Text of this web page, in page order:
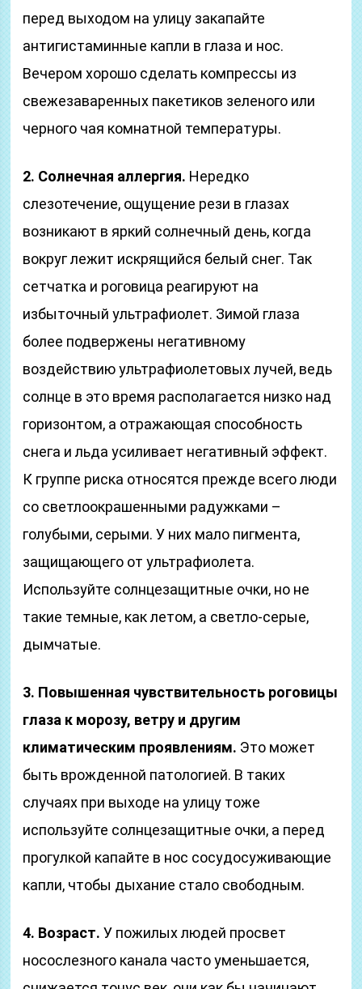
перед выходом на улицу закапайте
антигистаминные капли в глаза и нос.
Вечером хорошо сделать компрессы из
свежезаваренных пакетиков зеленого или
черного чая комнатной температуры.
2. Солнечная аллергия. Нередко
слезотечение, ощущение рези в глазах
возникают в яркий солнечный день, когда
вокруг лежит искрящийся белый снег. Так
сетчатка и роговица реагируют на
избыточный ультрафиолет. Зимой глаза
более подвержены негативному
воздействию ультрафиолетовых лучей, ведь
солнце в это время располагается низко над
горизонтом, а отражающая способность
снега и льда усиливает негативный эффект.
К группе риска относятся прежде всего люди
со светлоокрашенными радужками –
голубыми, серыми. У них мало пигмента,
защищающего от ультрафиолета.
Используйте солнцезащитные очки, но не
такие темные, как летом, а светло-серые,
дымчатые.
3. Повышенная чувствительность роговицы
глаза к морозу, ветру и другим
климатическим проявлениям. Это может
быть врожденной патологией. В таких
случаях при выходе на улицу тоже
используйте солнцезащитные очки, а перед
прогулкой капайте в нос сосудосуживающие
капли, чтобы дыхание стало свободным.
4. Возраст. У пожилых людей просвет
носослезного канала часто уменьшается,